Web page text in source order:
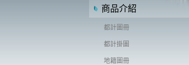
商品介紹
都計圖冊
都計掛圖
地籍圖冊